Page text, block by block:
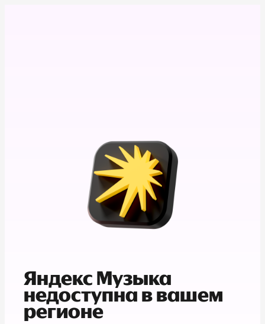
Яндекс Музыка
недоступна в вашем
регионе